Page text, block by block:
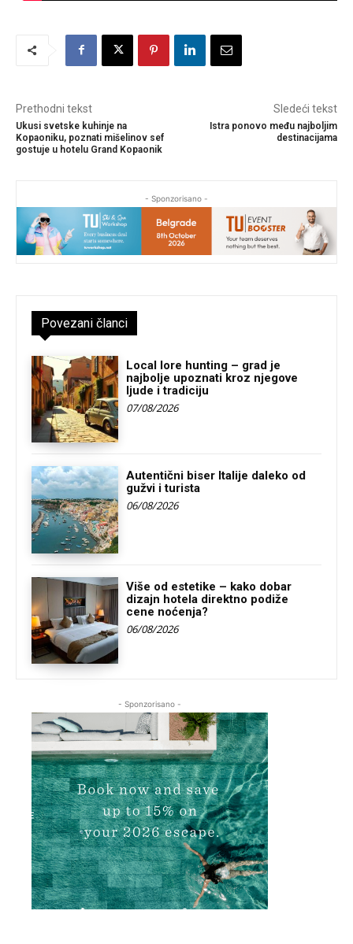
Prethodni tekst
Ukusi svetske kuhinje na
Kopaoniku, poznati mišelinov sef
gostuje u hotelu Grand Kopaonik
Sledeći tekst
Istra ponovo među najboljim
destinacijama
- Sponzorisano -
Povezani članci
Local lore hunting – grad je
najbolje upoznati kroz njegove
ljude i tradiciju
07/08/2026
Autentični biser Italije daleko od
gužvi i turista
06/08/2026
Više od estetike – kako dobar
dizajn hotela direktno podiže
cene noćenja?
06/08/2026
- Sponzorisano -